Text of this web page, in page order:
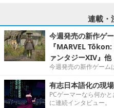
連載・
今週発売の新作ゲ
『MARVEL
ァンタジーXIV』他
今週発売の新作ゲーム
有志日本語化の現
PCゲーマーなら何か
に連続インタビュー。